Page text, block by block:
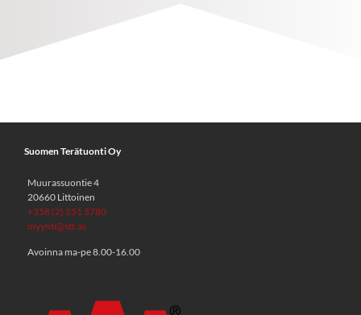
Suomen Terätuonti Oy
Muurassuontie 4
20660 Littoinen
+358 (2) 251 3780
myynti@stt.as
Avoinna ma-pe 8.00-16.00